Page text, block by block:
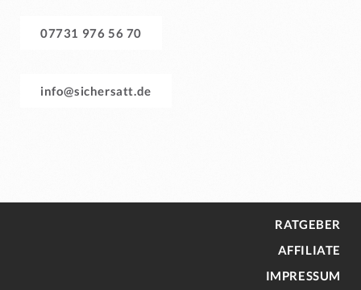
07731 976 56 70
info@sichersatt.de
RATGEBER
AFFILIATE
IMPRESSUM